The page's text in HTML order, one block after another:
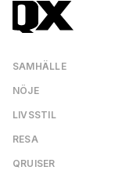
SAMHÄLLE
NÖJE
LIVSSTIL
RESA
QRUISER